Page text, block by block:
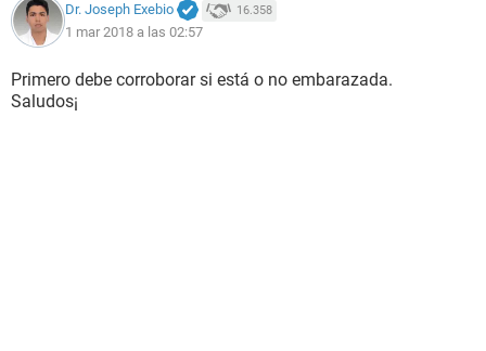
Dr. Joseph Exebio 16.358
1 mar 2018 a las 02:57
Primero debe corroborar si está o no embarazada.
Saludos¡